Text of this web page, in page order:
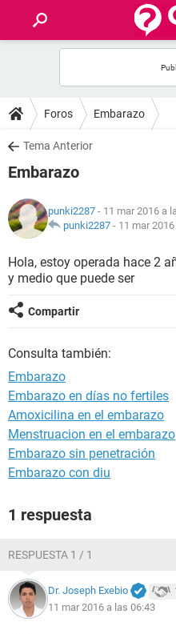
FOROS
SALUD
NUTRICIÓN
BIENESTAR
SEXUALIDAD
GLOSARIO
Foros Embarazo
Tema Anterior
Embarazo
punki2287 - 11 mar 2016 a
punki2287 - 11 mar
Hola, estoy operada hace 2
y medio que puede ser
Compartir
Consulta también:
Embarazo
Embarazo en días no fertiles
Amoxicilina en el embarazo
Menstruacion en el embarazo
Embarazo sin penetración
Embarazo con diu
1 respuesta
RESPUESTA 1 / 1
Dr. Joseph Exebio
11 mar 2016 a las 06:43